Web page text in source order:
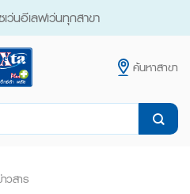
ว่นอีเลฟเว่นทุกสาขา
ค้นหาสาขา
วสาร